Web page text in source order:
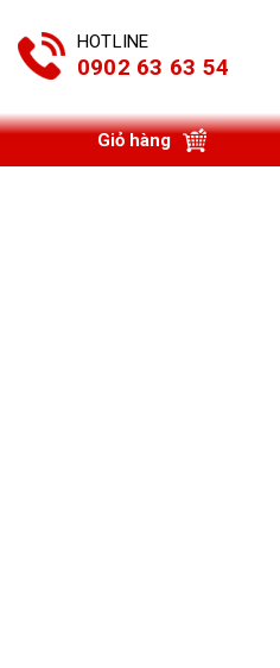
HOTLINE
0902 63 63 54
Giỏ hàng